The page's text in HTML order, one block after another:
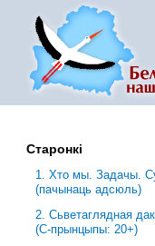
Старонкі
1. Хто мы. Задачы.
(пачынаць адсюль)
2. Сьветаглядная
(С-прынцыпы: 20+)